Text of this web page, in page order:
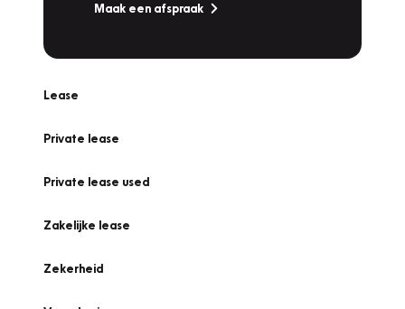
Maak een afspraak
Lease
Private lease
Private lease used
Zakelijke lease
Zekerheid